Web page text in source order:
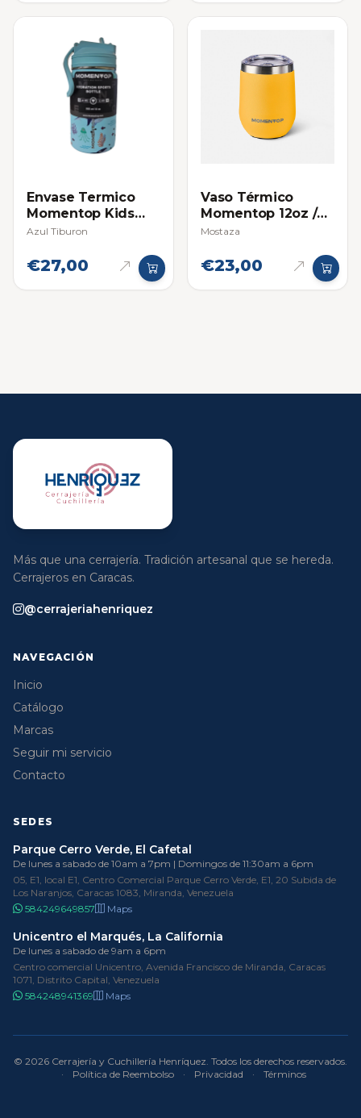
Envase Termico
Momentop Kids
12oz / 355ml
Azul Tiburon
€27,00
Vaso Térmico
Momentop 12oz /
355ml
Mostaza
€23,00
Más que una cerrajería. Tradición artesanal que se hereda.
Cerrajeros en Caracas.
@cerrajeriahenriquez
NAVEGACIÓN
Inicio
Catálogo
Marcas
Seguir mi servicio
Contacto
SEDES
Parque Cerro Verde, El Cafetal
De lunes a sabado de 10am a 7pm | Domingos de 11:30am a 6pm
05, E1, local E1, Centro Comercial Parque Cerro Verde, E1, 20 Subida de
Los Naranjos, Caracas 1083, Miranda, Venezuela
584249649857
Maps
Unicentro el Marqués, La California
De lunes a sabado de 9am a 6pm
Centro comercial Unicentro, Avenida Francisco de Miranda, Caracas
1071, Distrito Capital, Venezuela
584248941369
Maps
© 2026 Cerrajería y Cuchillería Henríquez. Todos los derechos reservados.
·
Política de Reembolso · Privacidad · Términos